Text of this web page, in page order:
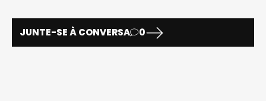
JUNTE-SE À CONVERSA 0